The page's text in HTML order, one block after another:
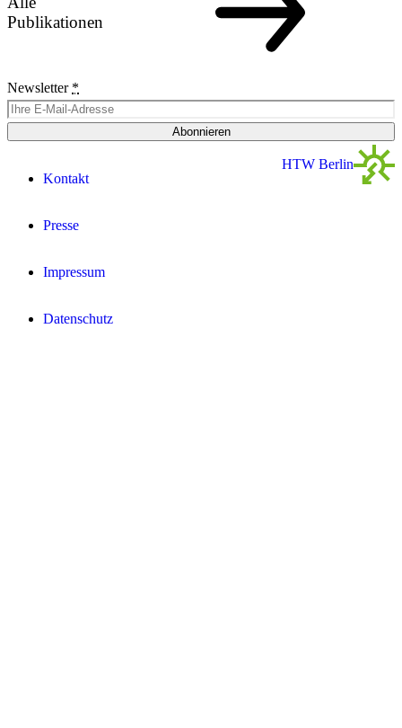
Publikationen
Newsletter *
Abonnieren
Kontakt
Presse
Impressum
Datenschutz­
HTW Berlin